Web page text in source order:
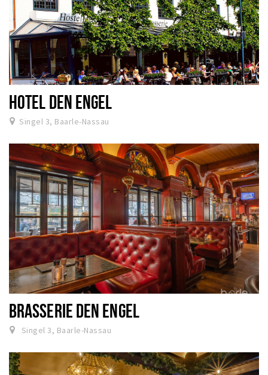
HOTEL DEN ENGEL
Singel 3, Baarle-Nassau
BRASSERIE DEN ENGEL
Singel 3, Baarle-Nassau